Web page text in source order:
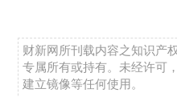
财新网所刊载内容之知识产
专属所有或持有。未经许可
建立镜像等任何使用。